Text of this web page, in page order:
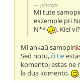
jchthys:
Mi tute
ekzemple pri
N** ). Kiel vi?
Mi ankaŭ samopini
Sed notu,ĉi tie
komentoj estas ne
la dua komento.